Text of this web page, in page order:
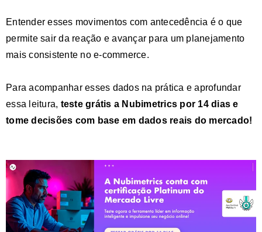
Entender esses movimentos com antecedência é o que
permite sair da reação e avançar para um planejamento
mais consistente no e-commerce.
Para acompanhar esses dados na prática e aprofundar
essa leitura, teste grátis a Nubimetrics por 14 dias e
tome decisões com base em dados reais do mercado!